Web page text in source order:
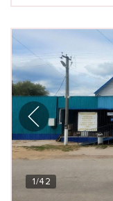
1/42